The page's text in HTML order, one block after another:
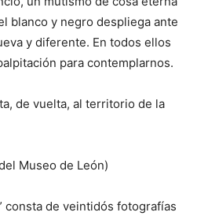
blanco y negro despliega ante
y diferente. En todos ellos
para contemplarnos.
de vuelta, al territorio de la
Museo de León)
consta de veintidós fotografías